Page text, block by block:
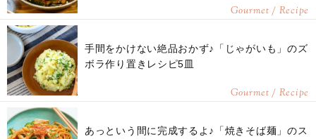
Gourmet / Recipe
手間をかけない絶品おかず♪「じゃがいも」のズ
ボラ作り置きレシピ5皿
Gourmet / Recipe
あっという間に完成するよ♪「焼きそば麺」のス